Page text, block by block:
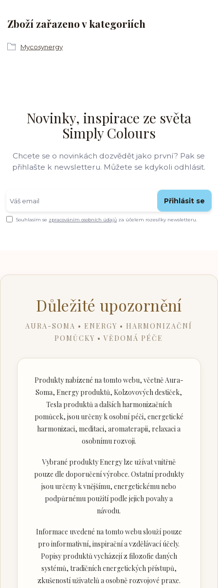
Zboží zařazeno v kategoriích
Mycosynergy
Novinky, inspirace ze světa
Simply Colours
Chcete se o novinkách dozvědět jako první? Pak se
přihlašte k newsletteru. Můžete se kdykoli odhlásit.
Přihlásit se
Souhlasím se zpracováním osobních údajů za účelem rozesílky newsletteru.
Důležité upozornění
AURA-SOMA • ENERGY • HARMONIZAČNÍ
POMŮCKY • VĚDOMÁ PÉČE
Produkty nabízené na tomto webu, včetně Aura-
Soma, Energy produktů, Kolzovových destiček,
Tesla produktů a dalších harmonizačních
pomůcek, jsou určeny k osobní péči, energetické
harmonizaci, meditaci, aromaterapii, relaxaci a
osobnímu rozvoji.
Vybrané produkty Energy lze užívat vnitřně
pouze dle doporučení výrobce. Ostatní produkty
jsou určeny k vnějšímu, energetickému nebo
podpůrnému použití podle jejich povahy a
návodu.
Informace uvedené na tomto webu slouží pouze
pro informativní, inspirační a vzdělávací účely.
Popisy produktů vycházejí z filozofie daných
systémů, tradičních energetických přístupů,
zkušeností uživatelů a osobně rozvojové praxe.